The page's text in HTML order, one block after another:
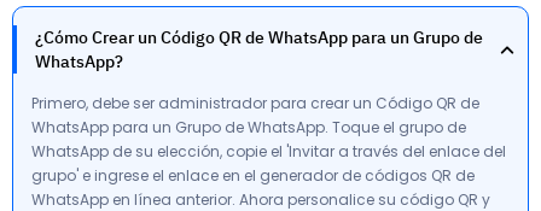
¿Cómo Crear un Código QR de WhatsApp para un Grupo de
WhatsApp?
Primero, debe ser administrador para crear un Código QR de
WhatsApp para un Grupo de WhatsApp. Toque el grupo de
WhatsApp de su elección, copie el 'Invitar a través del enlace del
grupo' e ingrese el enlace en el generador de códigos QR de
WhatsApp en línea anterior. Ahora personalice su código QR y